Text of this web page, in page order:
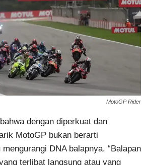
MotoGP Rider
dengan diperkuat dan
MotoGP bukan berarti
DNA balapnya. “Balapan
terlibat langsung atau yang